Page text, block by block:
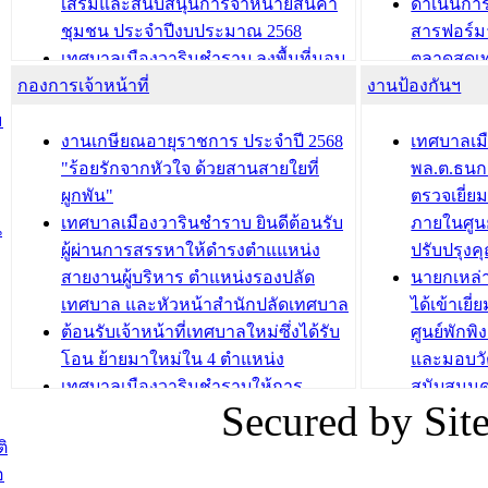
บทความ อื่นๆ ... บทความ อื่นๆ ...
ชุมชน ประจำปีงบประมาณ 2568
เทศบาลเมืองวารินชำราบ ลงพื้นที่มอบ
น้ำดื่มแก่ผู้พักอาศัย ณ ศูนย์พักพิง
กองสวัสดิการสังคม เทศบาลเมือง
วารินชำราบ จัดโครงการอบรมอาชีพ
ระยะสั้น ประจำปี 2568 (หลักสูตรการ
ถักทอผลิตภัณฑ์จากถุงพลาสติก)
บทความ อื่นๆ ...
สารฟอร์
ตลาดสดเ
วารินชำร
ถนนแก่เ
เด็กเล็ก
เทศบาลเ
ปรึกษาห
วัยของอ
บทความ อื่นๆ ...
กองการเจ้าหน้าที่
งานเกษียณอายุราชการ ประจำปี 2568
"ร้อยรักจากหัวใจ ด้วยสานสายใยที่
ผูกพัน"
เทศบาลเมืองวารินชำราบ ยินดีต้อนรับ
ผู้ผ่านการสรรหาให้ดำรงตำแแหน่ง
สายงานผู้บริหาร ตำแหน่งรองปลัด
เทศบาล และหัวหน้าสำนักปลัดเทศบาล
ต้อนรับเจ้าหน้าที่เทศบาลใหม่ซึ่งได้รับ
โอน ย้ายมาใหม่ใน 4 ตำแหน่ง
เทศบาลเมืองวารินชำราบให้การ
ต้อนรับพนักงานเทศบาลผู้ผ่านการ
สรรหาให้ดำรงตำแหน่งสายงานผู้
งานป้องกันฯ
เทศบาลเ
พล.ต.ธน
ตรวจเยี่ย
ภายในศู
ปรับปรุง
นายกเห
ได้เข้าเยี่
ศูนย์พักพิ
และมอบ
สนับสนุน
ภัยน้ำท่วม
ภาพบรร
Secured by